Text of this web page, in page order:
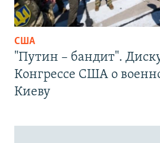
США
"Путин – бандит".
Конгрессе США о
Киеву